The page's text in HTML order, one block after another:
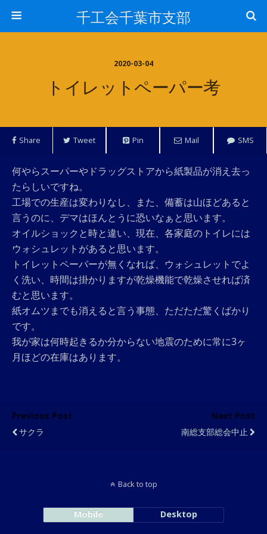
千工会千葉市支部
2020-03-04
トイレットペーパー考
Share Tweet Pin Mail SMS
何やらスーパーやドラッグストアから紙製品が消え去っ
たらしいですね。
工場での生産は変わりなし、また、備蓄は山ほどあると
言うのに、デマはほんとうに恐いなぁと思います。
オイルショックと時と違い、現在、各家庭のトイレには
ウォシュレットがあると思います。
トイレットペーパーが無くなれば、ウォシュレットでよ
く洗い、時間は掛かりますが乾燥機能で乾燥させれば済
むと思います。
紙オムツまでも消えると言う事態、ただただ驚くばかり
です。
我が家は何時起きるか分からない地震のために常に3ヶ
月ほどの在庫はあります。
Previous Post
サクラ
Next Post
南総支部総会中止
Back to top
Mobile Desktop